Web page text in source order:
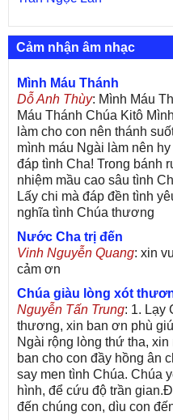
Cảm nhận âm nhạc
Mình Máu Thánh
Dỗ Anh Thùy: Mình Máu
Máu Thánh Chúa Kitô
làm cho con nên thánh
mình máu Ngài làm nên
đáp tình Cha! Trong bánh
nhiệm mầu cao sâu tình
Lấy chi mà đáp đền tình
nghĩa tình Chúa thương
Nước Cha trị đến
Vinh Nguyễn Quang: xin
cảm ơn
Chúa giàu lòng xót
Nguyễn Tấn Trung: 1. Lạy
thương, xin ban ơn phù
Ngài rộng lòng thứ tha,
ban cho con đầy hồng ân
say men tình Chúa. Chúa
hình, để cứu độ trần
đến chúng con, dìu con